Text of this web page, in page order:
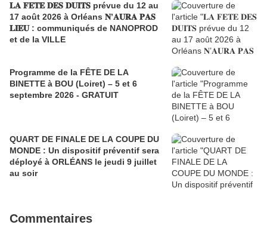
𝐋𝐀 𝐅𝐄𝐓𝐄 𝐃𝐄𝐒 𝐃𝐔𝐈𝐓𝐒 prévue du 12 au
17 août 2026 à Orléans 𝐍’𝐀𝐔𝐑𝐀 𝐏𝐀𝐒
𝐋𝐈𝐄𝐔 : communiqués de NANOPROD
et de la VILLE
Programme de la FÊTE DE LA
BINETTE à BOU (Loiret) – 5 et 6
septembre 2026 - GRATUIT
QUART DE FINALE DE LA COUPE DU
MONDE : Un dispositif préventif sera
déployé à ORLÉANS le jeudi 9 juillet
au soir
Commentaires